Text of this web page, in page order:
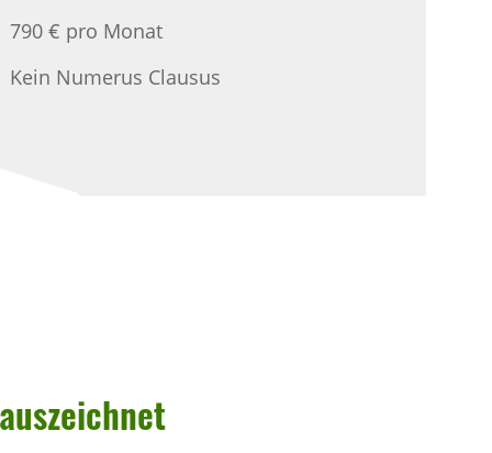
790 € pro Monat
Kein Numerus Clausus